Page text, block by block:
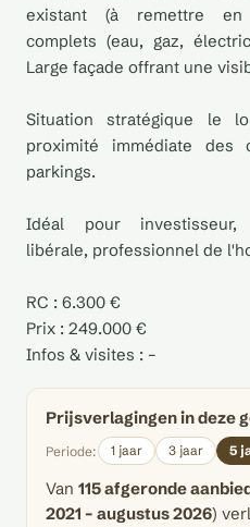
existant (à remettre en
complets (eau, gaz,
Large façade offrant une
Situation stratégique le
proximité immédiate des
parkings.
Idéal pour investisseur,
libérale, professionnel de
RC : 6.300 €
Prix : 249.000 €
Infos & visites : –
Prijsverlagingen in deze
Periode: 1 jaar 3 jaar 5
Van 115 afgeronde
2021 – augustus 2026)